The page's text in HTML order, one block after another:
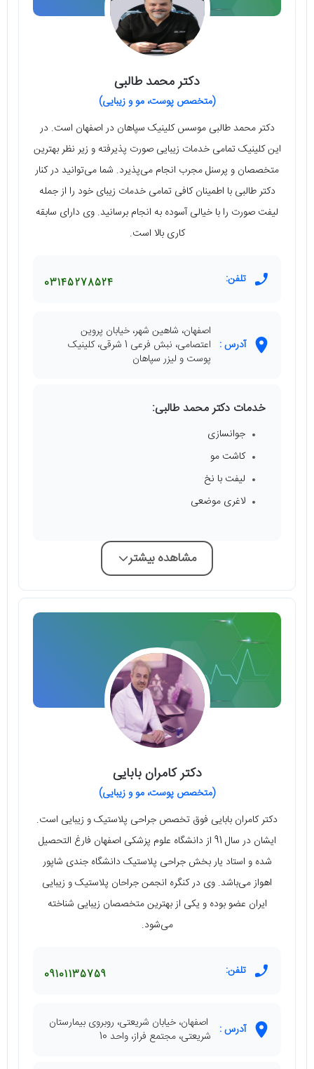
دکتر محمد طالبی
(متخصص پوست، مو و زیبایی)
دکتر محمد طالبی موسس کلینیک سپاهان در اصفهان است. در
این کلینیک تمامی خدمات زیبایی صورت پذیرفته و زیر نظر بهترین
متخصصان و پرسنل مجرب انجام می‌پذیرد. شما می‌توانید در کنار
دکتر طالبی با اطمینان کافی تمامی خدمات زیبای خود را از جمله
لیفت صورت را با خیالی آسوده به انجام برسانید. وی دارای سابقه
کاری بالا است.
تلفن: 03145278524
آدرس :
اصفهان، شاهین شهر، خیابان پروین
اعتصامی، نبش فرعی 1 شرقی، کلینیک
پوست و لیزر سپاهان
خدمات دکتر محمد طالبی:
جوانسازی
کاشت مو
لیفت با نخ
لاغری موضعی
مشاهده بیشتر
دکتر کامران بابایی
(متخصص پوست، مو و زیبایی)
دکتر کامران بابایی فوق تخصص جراحی پلاستیک و زیبایی است.
ایشان در سال 91 از دانشگاه علوم پزشکی اصفهان فارغ التحصیل
شده و استاد یار بخش جراحی پلاستیک دانشگاه جندی شاپور
اهواز می‌باشد. وی در کنگره انجمن جراحان پلاستیک و زیبایی
ایران عضو بوده و یکی از بهترین متخصصان زیبایی شناخته
می‌شود.
تلفن: 09101135759
آدرس :
اصفهان، خیابان شریعتی، روبروی بیمارستان
شریعتی، مجتمع فراز، واحد 10